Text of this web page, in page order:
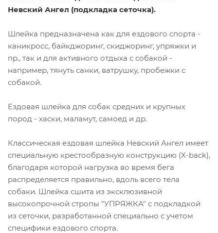
Невский Ангел (подкладка сеточка).
Шлейка предназначена как для ездового спорта -
каникросс, байкджоринг, скиджоринг, упряжки и
пр., так и для активного отдыха с собакой -
например, тянуть санки, ватрушку, пробежки с
собакой.
Ездовая шлейка для собак средних и крупных
пород - хаски, маламут, самоед и др.
Классическая ездовая шлейка Невский Ангел имеет
специальную крестообразную конструкцию (X-back),
благодаря которой нагрузка во время бега
распределяется правильно, вдоль всего тела
собаки. Шлейка сшита из эксклюзивной
высокопрочной стропы "УПРЯЖКА" с подкладкой
из сеточки, разработанной специально с учетом
специфики ездового спорта.